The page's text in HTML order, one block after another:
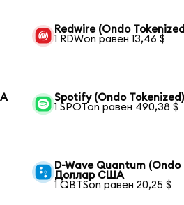
Redwire (Ondo
1 RDWon равен 13,46 $
Spotify (Ondo
1 SPOTon равен 490,38 $
D-Wave Quantum (Ondo
Доллар США
1 QBTSon равен 20,25 $